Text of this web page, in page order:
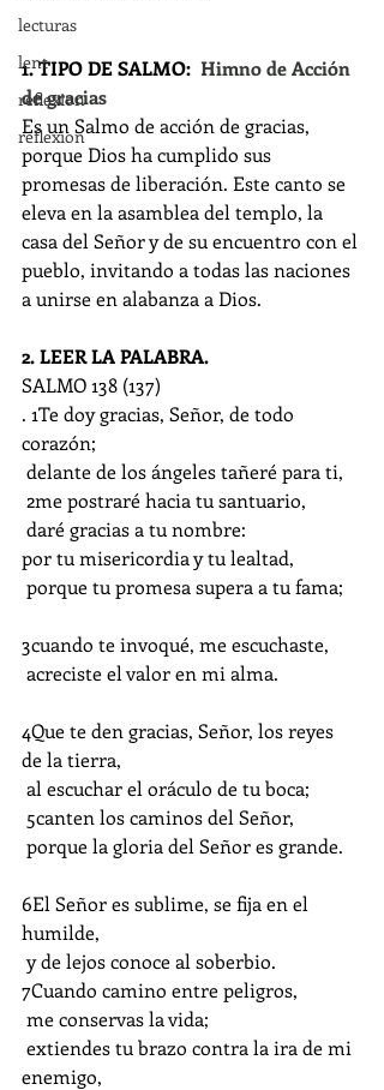
lecturas
lent
reflexion
reflexion
1. TIPO DE SALMO: Himno de Acción
de gracias
Es un Salmo de acción de gracias,
porque Dios ha cumplido sus
promesas de liberación. Este canto se
eleva en la asamblea del templo, la
casa del Señor y de su encuentro con el
pueblo, invitando a todas las naciones
a unirse en alabanza a Dios.
2. LEER LA PALABRA.
SALMO 138 (137)
. 1Te doy gracias, Señor, de todo
corazón;
delante de los ángeles tañeré para ti,
2me postraré hacia tu santuario,
daré gracias a tu nombre:
por tu misericordia y tu lealtad,
porque tu promesa supera a tu fama;
3cuando te invoqué, me escuchaste,
acreciste el valor en mi alma.
4Que te den gracias, Señor, los reyes
de la tierra,
al escuchar el oráculo de tu boca;
5canten los caminos del Señor,
porque la gloria del Señor es grande.
6El Señor es sublime, se fija en el
humilde,
y de lejos conoce al soberbio.
7Cuando camino entre peligros,
me conservas la vida;
enemigo,